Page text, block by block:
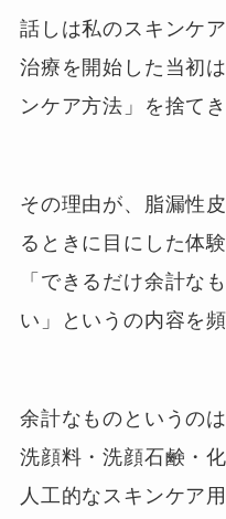
話しは私のスキンケ
治療を開始した当初
ンケア方法」を捨て
その理由が、脂漏性
るときに目にした体験
「できるだけ余計な
い」というの内容を
余計なものというの
洗顔料・洗顔石鹸・
人工的なスキンケア